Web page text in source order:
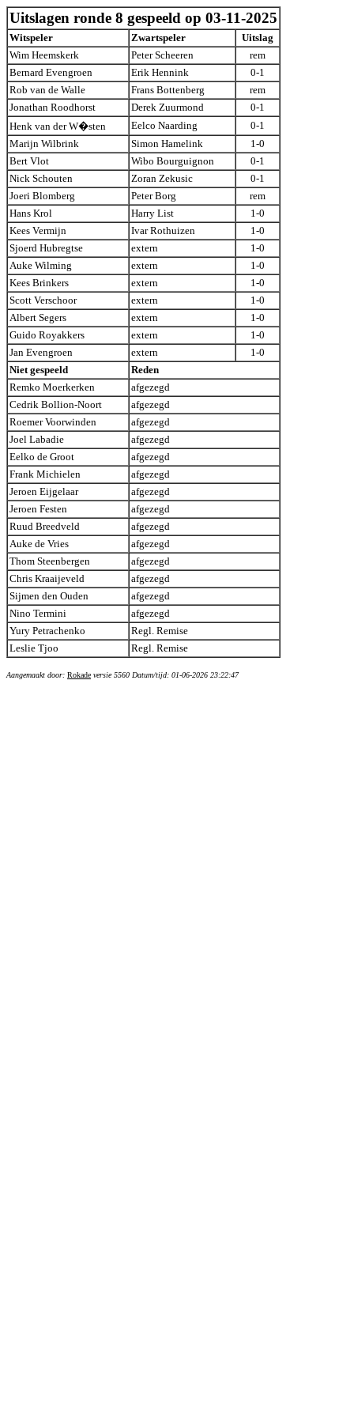
Uitslagen ronde 8 gespeeld op 03-11-2025
Witspeler Zwartspeler
Uitslag
Wim Heemskerk
Peter Scheeren
rem
Bernard Evengroen
Erik Hennink
0-1
Rob van de Walle
Frans Bottenberg
rem
Jonathan Roodhorst
Derek Zuurmond
0-1
Henk van der W�sten
Eelco Naarding
0-1
Marijn Wilbrink
Simon Hamelink
1-0
Bert Vlot
Wibo Bourguignon
0-1
Nick Schouten
Zoran Zekusic
0-1
Joeri Blomberg
Peter Borg
rem
Hans Krol
Harry List
1-0
Kees Vermijn
Ivar Rothuizen
1-0
Sjoerd Hubregtse
extern
1-0
Auke Wilming
extern
1-0
Kees Brinkers
extern
1-0
Scott Verschoor
extern
1-0
Albert Segers
extern
1-0
Guido Royakkers
extern
1-0
Jan Evengroen
extern
1-0
Niet gespeeld
Reden
Remko Moerkerken
afgezegd
Cedrik Bollion-Noort
afgezegd
Roemer Voorwinden
afgezegd
Joel Labadie
afgezegd
Eelko de Groot
afgezegd
Frank Michielen
afgezegd
Jeroen Eijgelaar
afgezegd
Jeroen Festen
afgezegd
Ruud Breedveld
afgezegd
Auke de Vries
afgezegd
Thom Steenbergen
afgezegd
Chris Kraaijeveld
afgezegd
Sijmen den Ouden
afgezegd
Nino Termini
afgezegd
Yury Petrachenko
Regl. Remise
Leslie Tjoo
Regl. Remise
Aangemaakt door: Rokade versie 5560 Datum/tijd: 01-06-2026 23:22:47